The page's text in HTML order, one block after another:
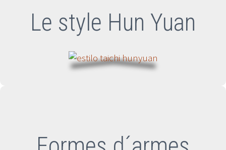
Le style Hun Yuan